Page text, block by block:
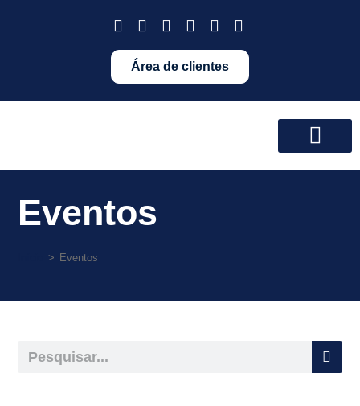
Área de clientes
Eventos
> Eventos